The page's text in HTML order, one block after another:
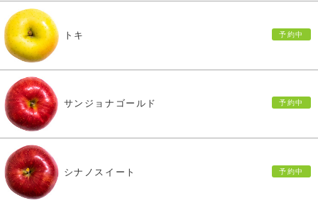
トキ
サンジョナゴールド
シナノスイート